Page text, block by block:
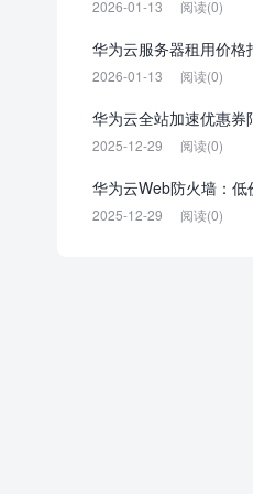
2026-01-13 阅读(0)
华为云服务器租用价
2026-01-13 阅读(0)
华为云全站加速优惠
2025-12-29 阅读(0)
华为云Web防火墙：
2025-12-29 阅读(0)